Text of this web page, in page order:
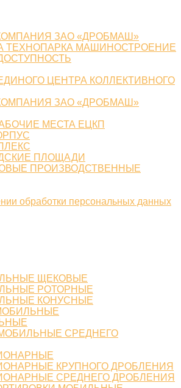
ЗАО «ДРОБМАШ»
ТЕХНОПАРКА МАШИНОСТРОЕНИЕ
ЦЕНТРА КОЛЛЕКТИВНОГО
ЗАО «ДРОБМАШ»
МЕСТА ЕЦКП
ПЛОЩАДИ
ПРОИЗВОДСТВЕННЫЕ
обработки персональных данных
ЩЕКОВЫЕ
РОТОРНЫЕ
КОНУСНЫЕ
СРЕДНЕГО
КРУПНОГО ДРОБЛЕНИЯ
СРЕДНЕГО ДРОБЛЕНИЯ